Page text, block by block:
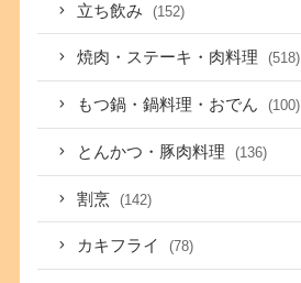
立ち飲み (152)
焼肉・ステーキ・肉料理 (518)
もつ鍋・鍋料理・おでん (100)
とんかつ・豚肉料理 (136)
割烹 (142)
カキフライ (78)